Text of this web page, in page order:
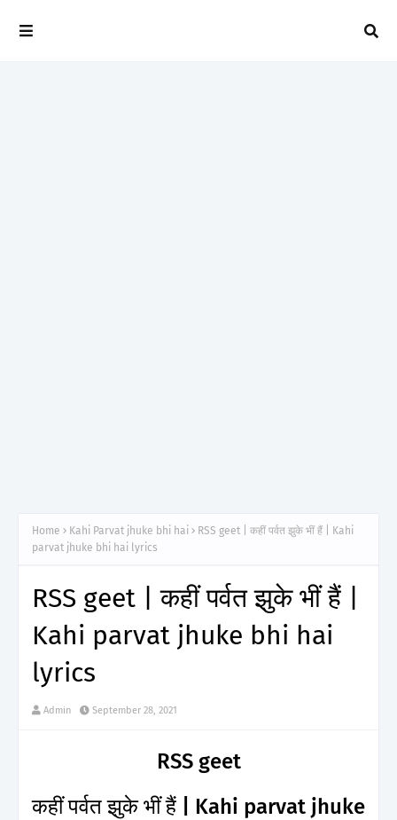
Home Kahi Parvat jhuke bhi hai
RSS geet | कहीं पर्वत झुके भीं हैं | Kahi
parvat jhuke bhi hai lyrics
RSS geet | कहीं पर्वत झुके भीं हैं |
Kahi parvat jhuke bhi hai
lyrics
Admin September 28, 2021
RSS geet
कहीं पर्वत झुके भीं हैं | Kahi parvat jhuke